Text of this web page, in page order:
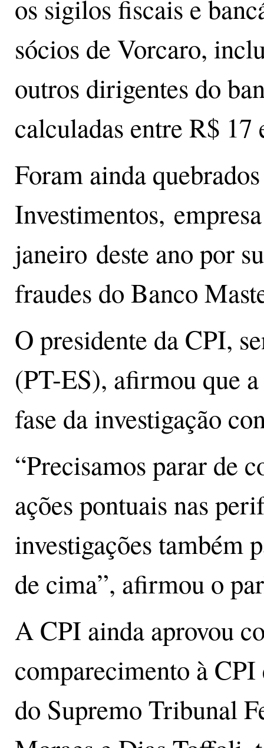
os sigilos fiscais e
sócios de Vorcaro,
outros dirigentes do
calculadas entre R$ 17
Foram ainda
Investimentos,
janeiro deste ano por
fraudes do Banco
O presidente da CPI,
(PT-ES), afirmou que
fase da investigação
“Precisamos parar de
ações pontuais nas
investigações também
de cima”, afirmou o
A CPI ainda aprovou
comparecimento à
do Supremo Tribunal